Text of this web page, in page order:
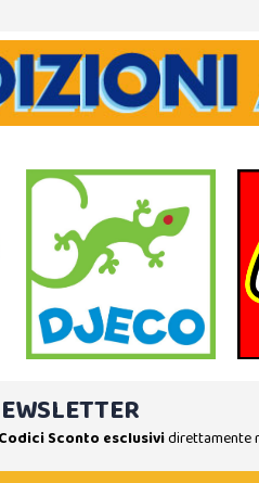
Sconto esclusividirettamente